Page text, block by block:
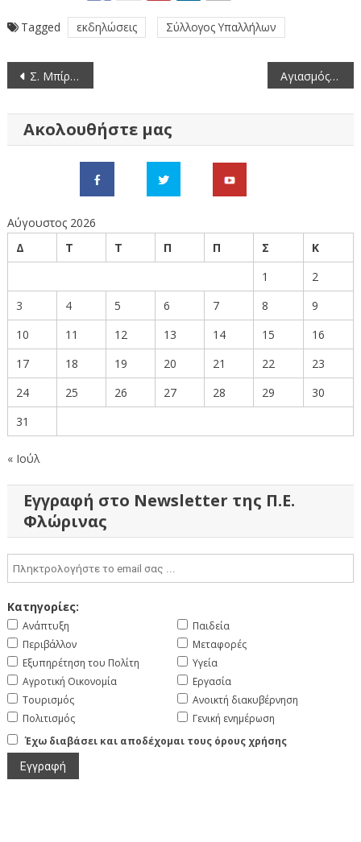
Tagged εκδηλώσεις Σύλλογος Υπαλλήλων
Πλοήγηση
Σ. Μπίρος: «Είμαστε υποχρεωμένοι να συνεχίσουμε το έργο που έχουμε ξεκινήσει. Θα δώσουμε το παρών και στις επόμενες αυτοδιοικητικές εκλογές» Αγιασμός και κοπή βασιλόπιτας στην Π.Ε. Φλώρινας
Ακολουθήστε μας
Αύγουστος 2026
Δ
Τ Τ Π Π Σ
Κ
1
2
3
4 5 6 7 8
9
10
11 12 13 14 15
16
17
18 19 20 21 22
23
24
25 26 27 28 29
30
31
« Ιούλ
Εγγραφή στο Newsletter της Π.Ε.
Φλώρινας
Κατηγορίες:
Ανάπτυξη
Περιβάλλον
Εξυπηρέτηση του Πολίτη
Αγροτική Οικονομία
Τουρισμός
Πολιτισμός
Παιδεία
Μεταφορές
Υγεία
Εργασία
Ανοικτή διακυβέρνηση
Γενική ενημέρωση
Έχω διαβάσει και αποδέχομαι τους όρους χρήσης